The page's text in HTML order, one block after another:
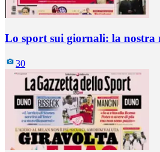
Lo sport sui giornali: la nostra
30